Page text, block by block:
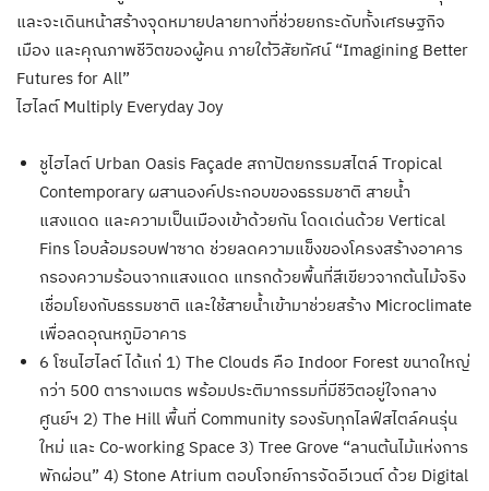
และจะเดินหน้าสร้างจุดหมายปลายทางที่ช่วยยกระดับทั้งเศรษฐกิจ
เมือง และคุณภาพชีวิตของผู้คน ภายใต้วิสัยทัศน์ “Imagining Better
Futures for All”
ไฮไลต์ Multiply Everyday Joy
ชูไฮไลต์ Urban Oasis Façade สถาปัตยกรรมสไตล์ Tropical
Contemporary ผสานองค์ประกอบของธรรมชาติ สายน้ำ
แสงแดด และความเป็นเมืองเข้าด้วยกัน โดดเด่นด้วย Vertical
Fins โอบล้อมรอบฟาซาด ช่วยลดความแข็งของโครงสร้างอาคาร
กรองความร้อนจากแสงแดด แทรกด้วยพื้นที่สีเขียวจากต้นไม้จริง
เชื่อมโยงกับธรรมชาติ และใช้สายน้ำเข้ามาช่วยสร้าง Microclimate
เพื่อลดอุณหภูมิอาคาร
6 โซนไฮไลต์ ได้แก่ 1) The Clouds คือ Indoor Forest ขนาดใหญ่
กว่า 500 ตารางเมตร พร้อมประติมากรรมที่มีชีวิตอยู่ใจกลาง
ศูนย์ฯ 2) The Hill พื้นที่ Community รองรับทุกไลฟ์สไตล์คนรุ่น
ใหม่ และ Co-working​ Space​ 3) Tree Grove “ลานต้นไม้แห่งการ
พักผ่อน” 4) Stone Atrium ตอบโจทย์การจัดอีเวนต์ ด้วย Digital